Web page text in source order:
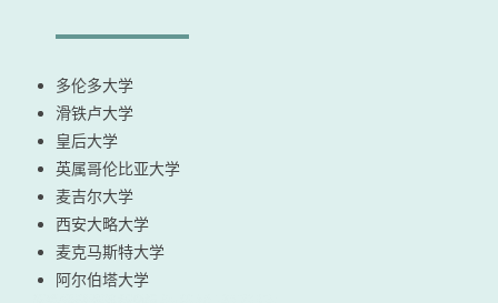
多伦多大学
滑铁卢大学
皇后大学
英属哥伦比亚大学
麦吉尔大学
西安大略大学
麦克马斯特大学
阿尔伯塔大学